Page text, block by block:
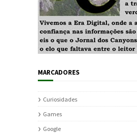
MARCADORES
Curiosidades
Games
Google